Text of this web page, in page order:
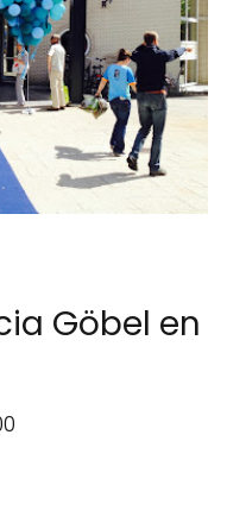
Göbel en